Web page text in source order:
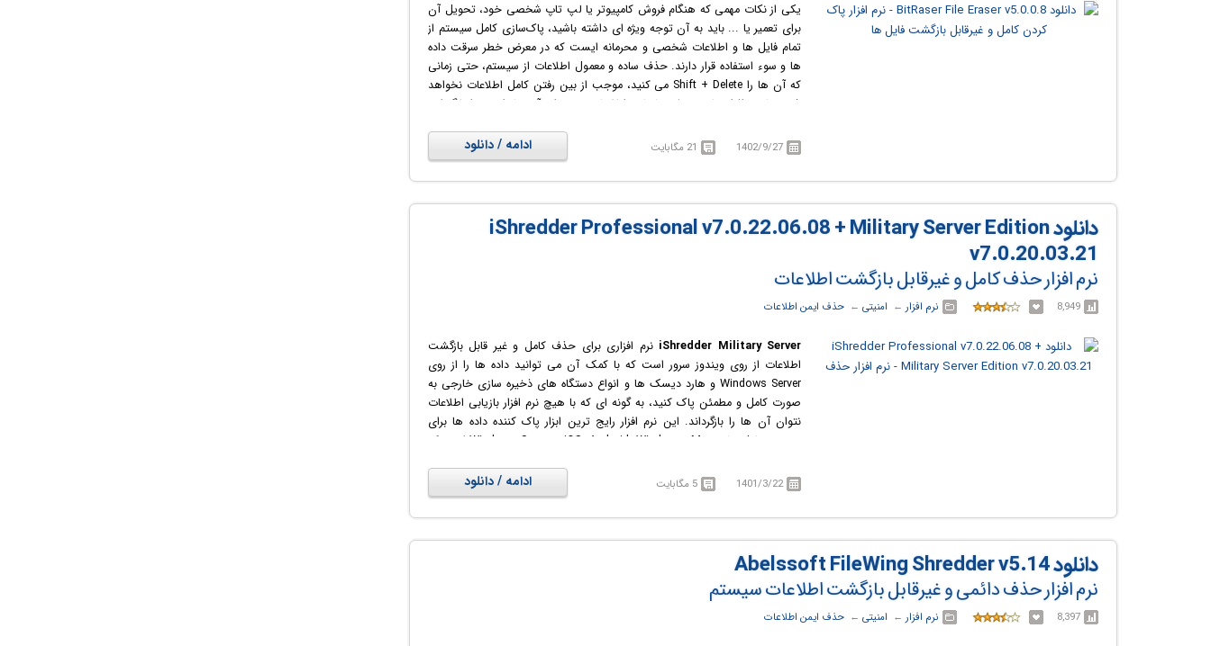
یکی از نکات مهمی که هنگام فروش کامپیوتر یا لپ تاپ شخصی خود، تحویل آن
برای تعمیر یا ... باید به آن توجه ویژه ای داشته باشید، پاک‌سازی کامل سیستم از
تمام فایل ها و اطلاعات شخصی و محرمانه ایست که در معرض خطر سرقت داده
ها و سوء استفاده قرار دارند. حذف ساده و معمول اطلاعات از سیستم، حتی زمانی
که آن ها را Shift + Delete می کنید، موجب از بین رفتن کامل اطلاعات نخواهد
شد و با نرم افزار های مختلف بازیابی اطلاعات می توان آن ها را مجددا بازگردانی
به آن توجه شود و این دقیقا همان کاریست که نرم افزار
BitRaser File Eraser
برای شما انجام می دهد. این نرم افزار قادر به حذف کامل و همیشگی فایل ها،
فولدر ها، تاریخچه مرورگر، پسورد های ذخیره شده و ... از هارد داخلی و خارجی
است. با این روش مطمئن دیگر نگران سرقت یا افشای اطلاعات شخصی خود
نخواهید بود.
1402/9/27 21 مگابایت ادامه / دانلود
دانلود iShredder Professional v7.0.22.06.08 + Military Server Edition
v7.0.20.03.21
نرم افزار حذف کامل و غیرقابل بازگشت اطلاعات
8,949 نرم افزار ← ‏ امنیتی ← ‏ حذف ایمن اطلاعات
iShredder Military Server نرم افزاری برای حذف کامل و غیر قابل بازگشت
اطلاعات از روی ویندوز سرور است که با کمک آن می توانید داده ها را از روی
Windows Server و هارد دیسک ها و انواع دستگاه های ذخیره سازی خارجی به
صورت کامل و مطمئن پاک کنید، به گونه ای که با هیچ نرم افزار بازیابی اطلاعات
نتوان آن ها را بازگرداند. این نرم افزار رایج ترین ابزار پاک کننده داده ها برای
سیستم عامل های iOS، Android، Windows، Mac و Windows Server است که
1،000،000 کاربر در بیش از 100 کشور جهان مورد استفاده قرار می گیرد. این نرم
افزار با استفاده از تکنیک های تخریب داده که فراتر از استانداردهای بین المللی قرار
می گیرد، در زمینه حذف موارد غیر ضروری بسیار مطمئن عمل می کند. امنیت این
نرم افزار به حدی است که سازمان های دولتی و وزارت دفاع اکثر کشورها به عنوان
نرم افزاری قابل اعتماد از آن استفاده می کنند. این نرم افزار بسیار کاربردی و قدرتمند
با استانداردهای دولتی، نظامی و صنعتی برای پاک شدن دائمی اطلاعات دیجیتال
کار می کند.
1401/3/22 5 مگابایت ادامه / دانلود
دانلود Abelssoft FileWing Shredder v5.14
نرم افزار حذف دائمی و غیرقابل بازگشت اطلاعات سیستم
8,397 نرم افزار ← ‏ امنیتی ← ‏ حذف ایمن اطلاعات